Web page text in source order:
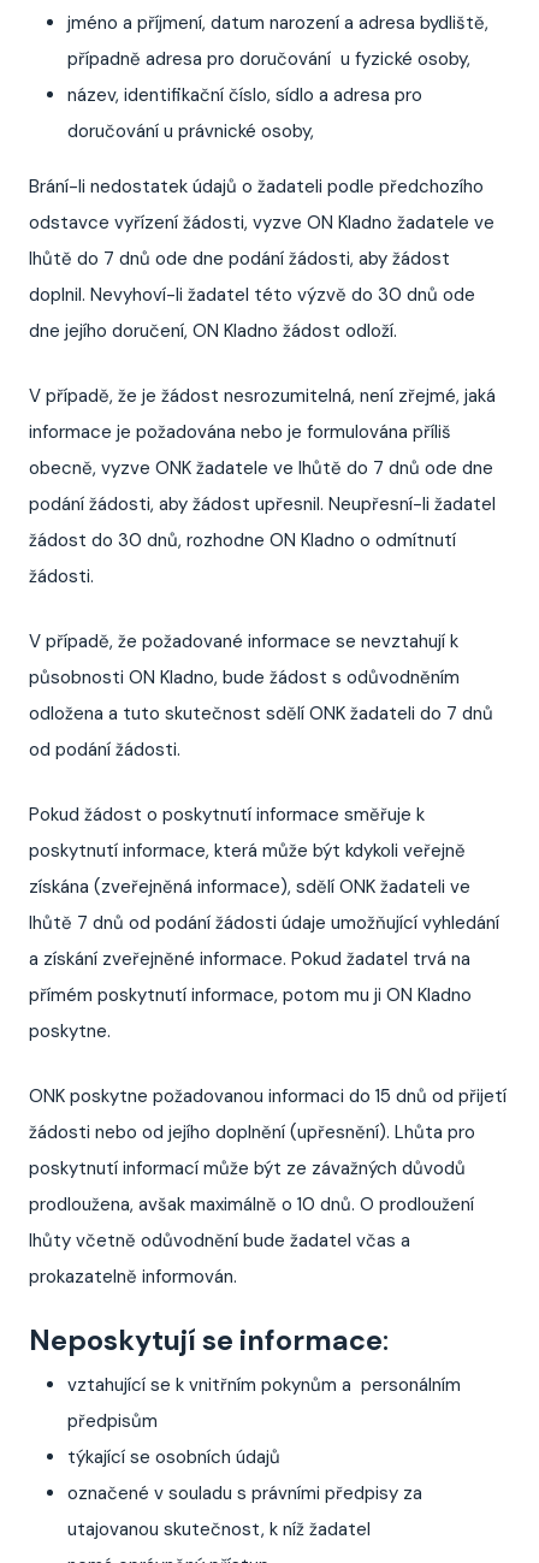
jméno a příjmení, datum narození a adresa bydliště,
případně adresa pro doručování u fyzické osoby,
název, identifikační číslo, sídlo a adresa pro
doručování u právnické osoby,
Brání-li nedostatek údajů o žadateli podle předchozího
odstavce vyřízení žádosti, vyzve ON Kladno žadatele ve
lhůtě do 7 dnů ode dne podání žádosti, aby žádost
doplnil. Nevyhoví-li žadatel této výzvě do 30 dnů ode
dne jejího doručení, ON Kladno žádost odloží.
V případě, že je žádost nesrozumitelná, není zřejmé, jaká
informace je požadována nebo je formulována příliš
obecně, vyzve ONK žadatele ve lhůtě do 7 dnů ode dne
podání žádosti, aby žádost upřesnil. Neupřesní-li žadatel
žádost do 30 dnů, rozhodne ON Kladno o odmítnutí
žádosti.
V případě, že požadované informace se nevztahují k
působnosti ON Kladno, bude žádost s odůvodněním
odložena a tuto skutečnost sdělí ONK žadateli do 7 dnů
od podání žádosti.
Pokud žádost o poskytnutí informace směřuje k
poskytnutí informace, která může být kdykoli veřejně
získána (zveřejněná informace), sdělí ONK žadateli ve
lhůtě 7 dnů od podání žádosti údaje umožňující vyhledání
a získání zveřejněné informace. Pokud žadatel trvá na
přímém poskytnutí informace, potom mu ji ON Kladno
poskytne.
ONK poskytne požadovanou informaci do 15 dnů od přijetí
žádosti nebo od jejího doplnění (upřesnění). Lhůta pro
poskytnutí informací může být ze závažných důvodů
prodloužena, avšak maximálně o 10 dnů. O prodloužení
lhůty včetně odůvodnění bude žadatel včas a
prokazatelně informován.
Neposkytují se informace:
vztahující se k vnitřním pokynům a personálním
předpisům
týkající se osobních údajů
označené v souladu s právními předpisy za
utajovanou skutečnost, k níž žadatel